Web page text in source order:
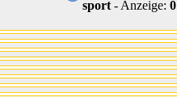
sport- Anzeige:0